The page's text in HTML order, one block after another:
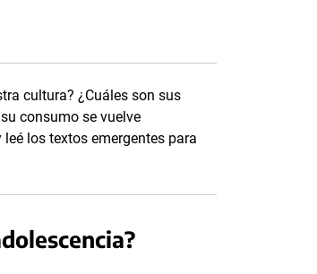
cultura? ¿Cuáles son sus
consumo se vuelve
los textos emergentes para